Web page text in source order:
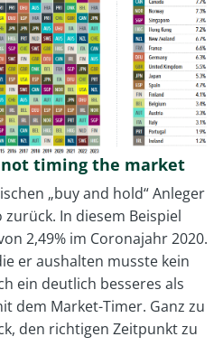
timing the market
„buy and hold“ Anleger
In diesem Beispiel
2,49% im Coronajahr 2020.
er aushalten musste kein
ein deutlich besseres als
dem Market-Timer. Ganz zu
den richtigen Zeitpunkt zu